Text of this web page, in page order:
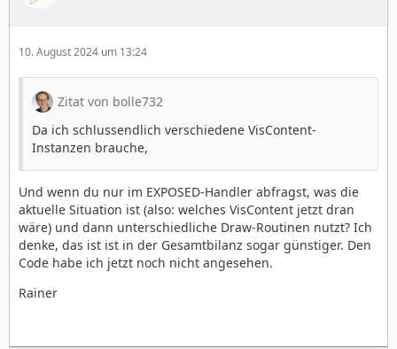
10. August 2024 um 13:24
Zitat von bolle732
Da ich schlussendlich verschiedene VisContent-
Instanzen brauche,
Und wenn du nur im EXPOSED-Handler abfragst, was die
aktuelle Situation ist (also: welches VisContent jetzt dran
wäre) und dann unterschiedliche Draw-Routinen nutzt? Ich
denke, das ist ist in der Gesamtbilanz sogar günstiger. Den
Code habe ich jetzt noch nicht angesehen.
Rainer